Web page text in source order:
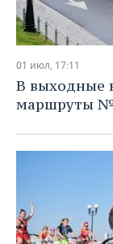
01 июл, 17:11
В выходные
маршруты